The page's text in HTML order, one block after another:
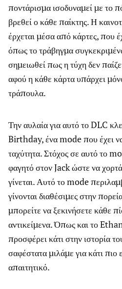
ποντάρισμα ισοδυναμεί με το
βρεθεί ο κάθε παίκτης. Η
έρχεται μέσα από κάρτες, που
όπως το τράβηγμα
σημειωθεί πως η τύχη δεν
αφού η κάθε κάρτα υπάρχει
τράπουλα.
Την αυλαία για αυτό το DLC
Birthday, ένα mode που έχει
ταχύτητα. Στόχος σε αυτό το
φαγητό στον Jack ώστε να
γίνεται. Αυτό το mode
γίνονται διαθέσιμες στην
μπορείτε να ξεκινήσετε κάθε
αντικείμενα. Όπως και το
προσφέρει κάτι στην ιστορία
σαφέστατα μιλάμε για κάτι πιο
απαιτητικό.